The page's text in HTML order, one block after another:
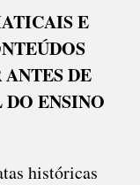
PODEM
CAIR
ENEM
E
DE
ENSINO
históricas